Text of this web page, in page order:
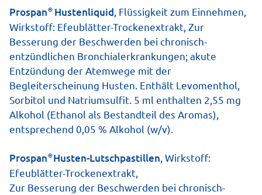
akutem Husten
Alle Produkte Für Erwachsene
Für Kinder
5/ 5
Prospan®Hustenliquid , Flüssigkeit zum Einnehmen,
Wirkstoff: Efeublätter-Trockenextrakt, Zur
Besserung der Beschwerden bei chronisch-
entzündlichen Bronchialerkrankungen; akute
Entzündung der Atemwege mit der
Begleiterscheinung Husten. Enthält Levomenthol,
Sorbitol und Natriumsulfit. 5 ml enthalten 2,55 mg
Alkohol (Ethanol als Bestandteil des Aromas),
entsprechend 0,05 % Alkohol (w/v).
Prospan® Husten-Lutschpastillen , Wirkstoff:
Efeublätter-Trockenextrakt,
Zur Besserung der Beschwerden bei chronisch-